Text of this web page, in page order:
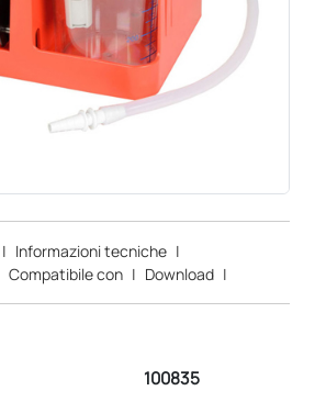
| Informazioni tecniche |
Compatibile con | Download |
100835